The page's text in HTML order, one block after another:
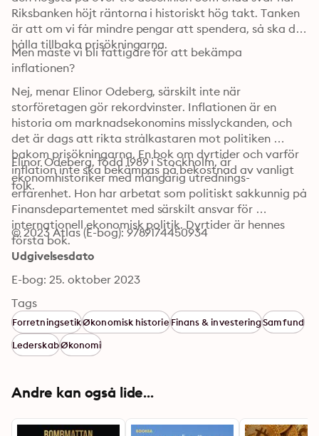
Riksbanken höjt räntorna i historiskt hög takt. Tanken
är att om vi får mindre pengar att spendera, så ska det
hålla tillbaka prisökningarna.
Men måste vi bli fattigare för att bekämpa
inflationen?
Nej, menar Elinor Odeberg, särskilt inte när
storföretagen gör rekordvinster. Inflationen är en
historia om marknadsekonomins misslyckanden, och
det är dags att rikta strålkastaren mot politiken
bakom prisökningarna. En bok om dyrtider och varför
inflation inte ska bekämpas på bekostnad av vanligt
folk.
Elinor Odeberg, född 1989 i Stockholm, är
ekonomhistoriker med mångårig utrednings-
erfarenhet. Hon har arbetat som politiskt sakkunnig på
Finansdepartementet med särskilt ansvar för
internationell ekonomisk politik. Dyrtider är hennes
första bok.
© 2023 Atlas (E-bog): 9789174450934
Udgivelsesdato
E-bog: 25. oktober 2023
Tags
ForretningsetikØkonomisk historieFinans & investeringSamfund
LederskabØkonomi
Andre kan også lide...